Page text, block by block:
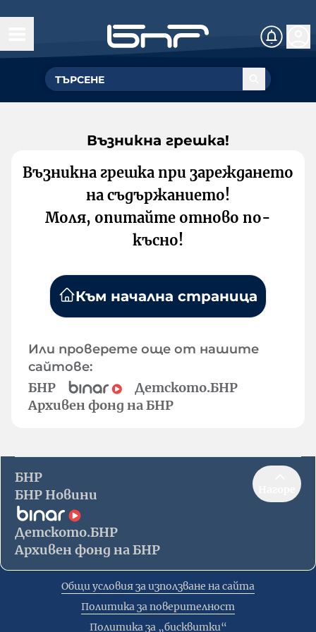
Възникна грешка!
Възникна грешка при зареждането
на съдържанието!
Моля, опитайте отново по-
късно!
Към начална страница
Или проверете още от нашите
сайтове:
БНР
Детското.БНР
Архивен фонд на БНР
БНР
БНР Новини
Детското.БНР
Архивен фонд на БНР
Общи условия за използване на сайта
Политика за поверителност
Политика за „бисквитки“